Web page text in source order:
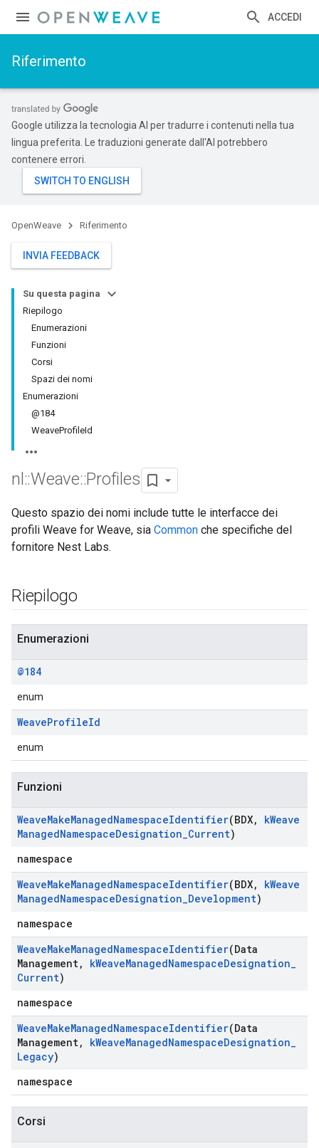
ACCEDI
Riferimento
Google utilizza la tecnologia AI per tradurre i contenuti nella tua
lingua preferita. Le traduzioni generate dall'AI potrebbero
contenere errori.
OpenWeave Riferimento
INVIA FEEDBACK
Su questa pagina
Riepilogo
Enumerazioni
Funzioni
Corsi
Spazi dei nomi
Enumerazioni
@184
WeaveProfileId
nl ::Weave::Profiles
Questo spazio dei nomi include tutte le interfacce dei
profili Weave for Weave, sia Common che specifiche del
fornitore Nest Labs.
Riepilogo
Enumerazioni
@184
enum
WeaveProfileId
enum
Funzioni
WeaveMakeManagedNamespaceIdentifier(BDX, kWeave
ManagedNamespaceDesignation_Current)
namespace
WeaveMakeManagedNamespaceIdentifier(BDX, kWeave
ManagedNamespaceDesignation_Development)
namespace
WeaveMakeManagedNamespaceIdentifier(Data
Management, kWeaveManagedNamespaceDesignation_
Current)
namespace
WeaveMakeManagedNamespaceIdentifier(Data
Management, kWeaveManagedNamespaceDesignation_
Legacy)
namespace
Corsi